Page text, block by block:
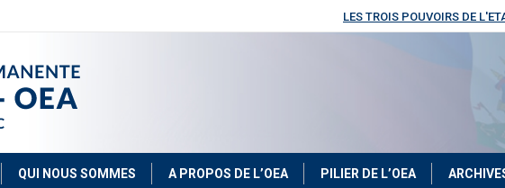
LES TROIS POUVOIRS DE
QUI NOUS SOMMES A PROPOS DE L’OEA PILIER DE L’OEA